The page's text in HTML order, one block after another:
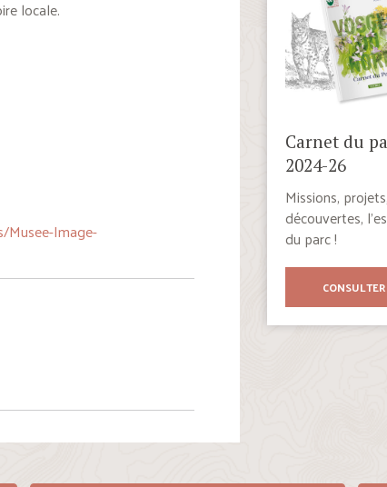
locale.
Image-
Carnet du
2024-26
Missions, projets,
découvertes,
du parc !
CONSULTER